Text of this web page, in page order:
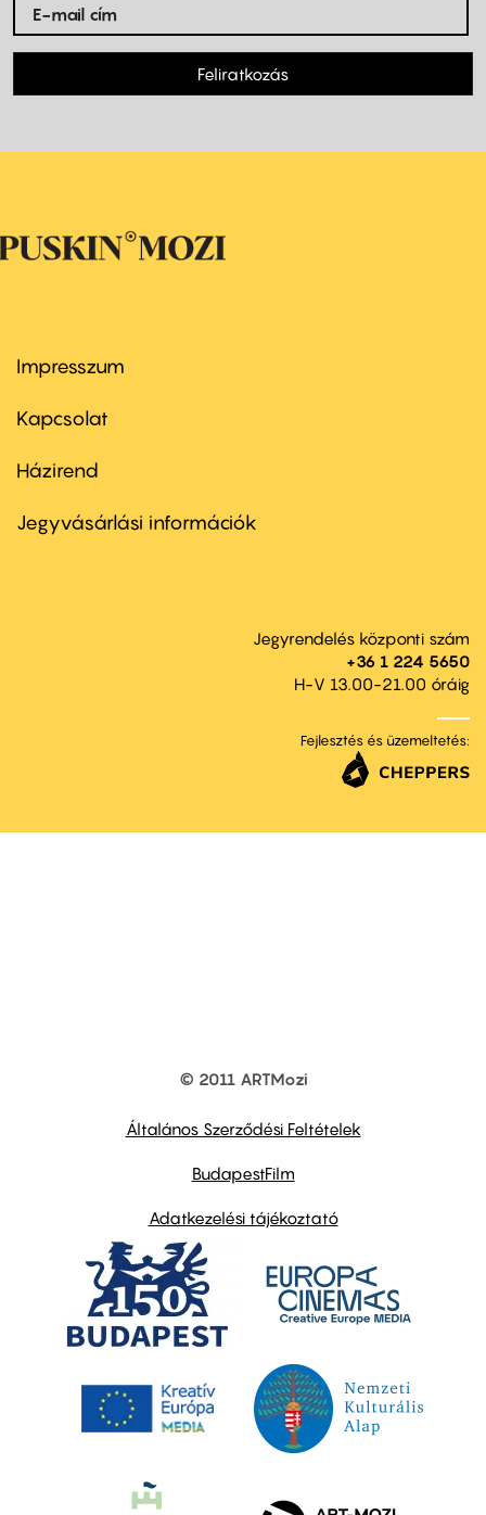
Feliratkozás
Footer
first
Impresszum
Kapcsolat
Footer
second
Házirend
Jegyvásárlási információk
Jegyrendelés központi szám
+36 1 224 5650
H-V 13.00-21.00 óráig
Fejlesztés és üzemeltetés:
© 2011 ARTMozi
Általános Szerződési Feltételek
BudapestFilm
Adatkezelési tájékoztató